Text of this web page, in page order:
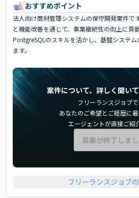
おすすめポイント
法人向け商材管理システムの保守開発案件で
と機能改善を通じて、事業継続性の向上に貢
PostgreSQLのスキルを活かし、基盤システ
ます。
案件について、詳しく聞い
フリーランスジョブで
あなたのご希望とご経歴に
エージェントが直接ご紹
募集が終了しま
フリーランスジョブ